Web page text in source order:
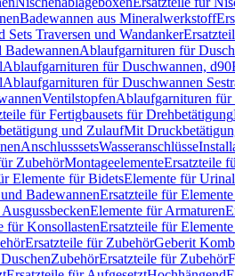
Badewannen aus Mineralwerkstoff
Sets Traversen und Wandanker
BadewannenAblaufgarnituren für
Ablaufgarnituren für Duschwannen, d90
Ablaufgarnituren für Duschwannen
VentilstopfenAblaufgarnituren für
für Fertigbausets für Drehbetätigung
und ZulaufMit
AnschlusssetsWasseranschlüsse
ZubehörMontageelementeErsatzteile
Elemente für BidetsElemente für
BadewannenErsatzteile für
Elemente für Armaturen
für KonsollastenErsatzteile für
Ersatzteile für ZubehörGeberit
ZubehörErsatzteile für Zubehör